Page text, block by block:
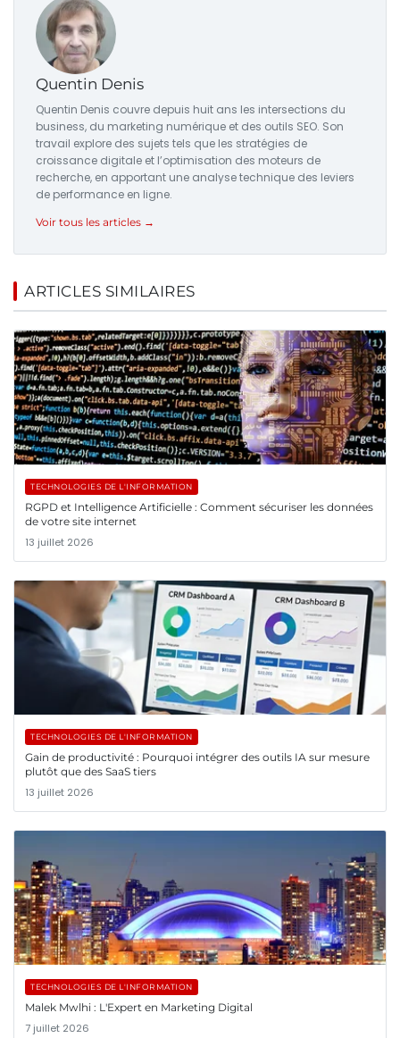
Quentin Denis
Quentin Denis couvre depuis huit ans les intersections du
business, du marketing numérique et des outils SEO. Son
travail explore des sujets tels que les stratégies de
croissance digitale et l’optimisation des moteurs de
recherche, en apportant une analyse technique des leviers
de performance en ligne.
Voir tous les articles →
ARTICLES SIMILAIRES
TECHNOLOGIES DE L'INFORMATION
RGPD et Intelligence Artificielle : Comment sécuriser les données
de votre site internet
13 juillet 2026
TECHNOLOGIES DE L'INFORMATION
Gain de productivité : Pourquoi intégrer des outils IA sur mesure
plutôt que des SaaS tiers
13 juillet 2026
TECHNOLOGIES DE L'INFORMATION
Malek Mwlhi : L'Expert en Marketing Digital
7 juillet 2026